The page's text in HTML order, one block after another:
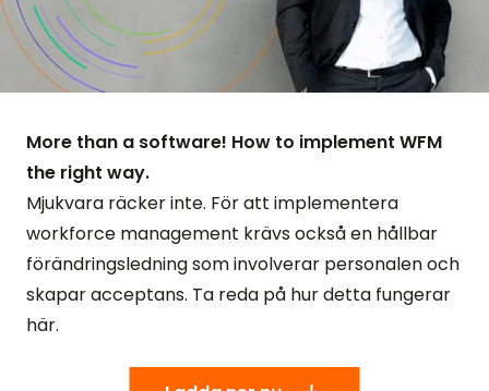
More than a software! How to implement WFM
the right way.
Mjukvara räcker inte. För att implementera
workforce management krävs också en hållbar
förändringsledning som involverar personalen och
skapar acceptans. Ta reda på hur detta fungerar
här.